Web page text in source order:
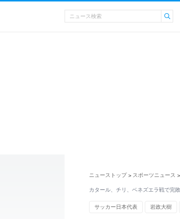
ニューストップ > スポーツニュース >
カタール、チリ、ベネズエラ戦で完
サッカー日本代表 岩政大樹